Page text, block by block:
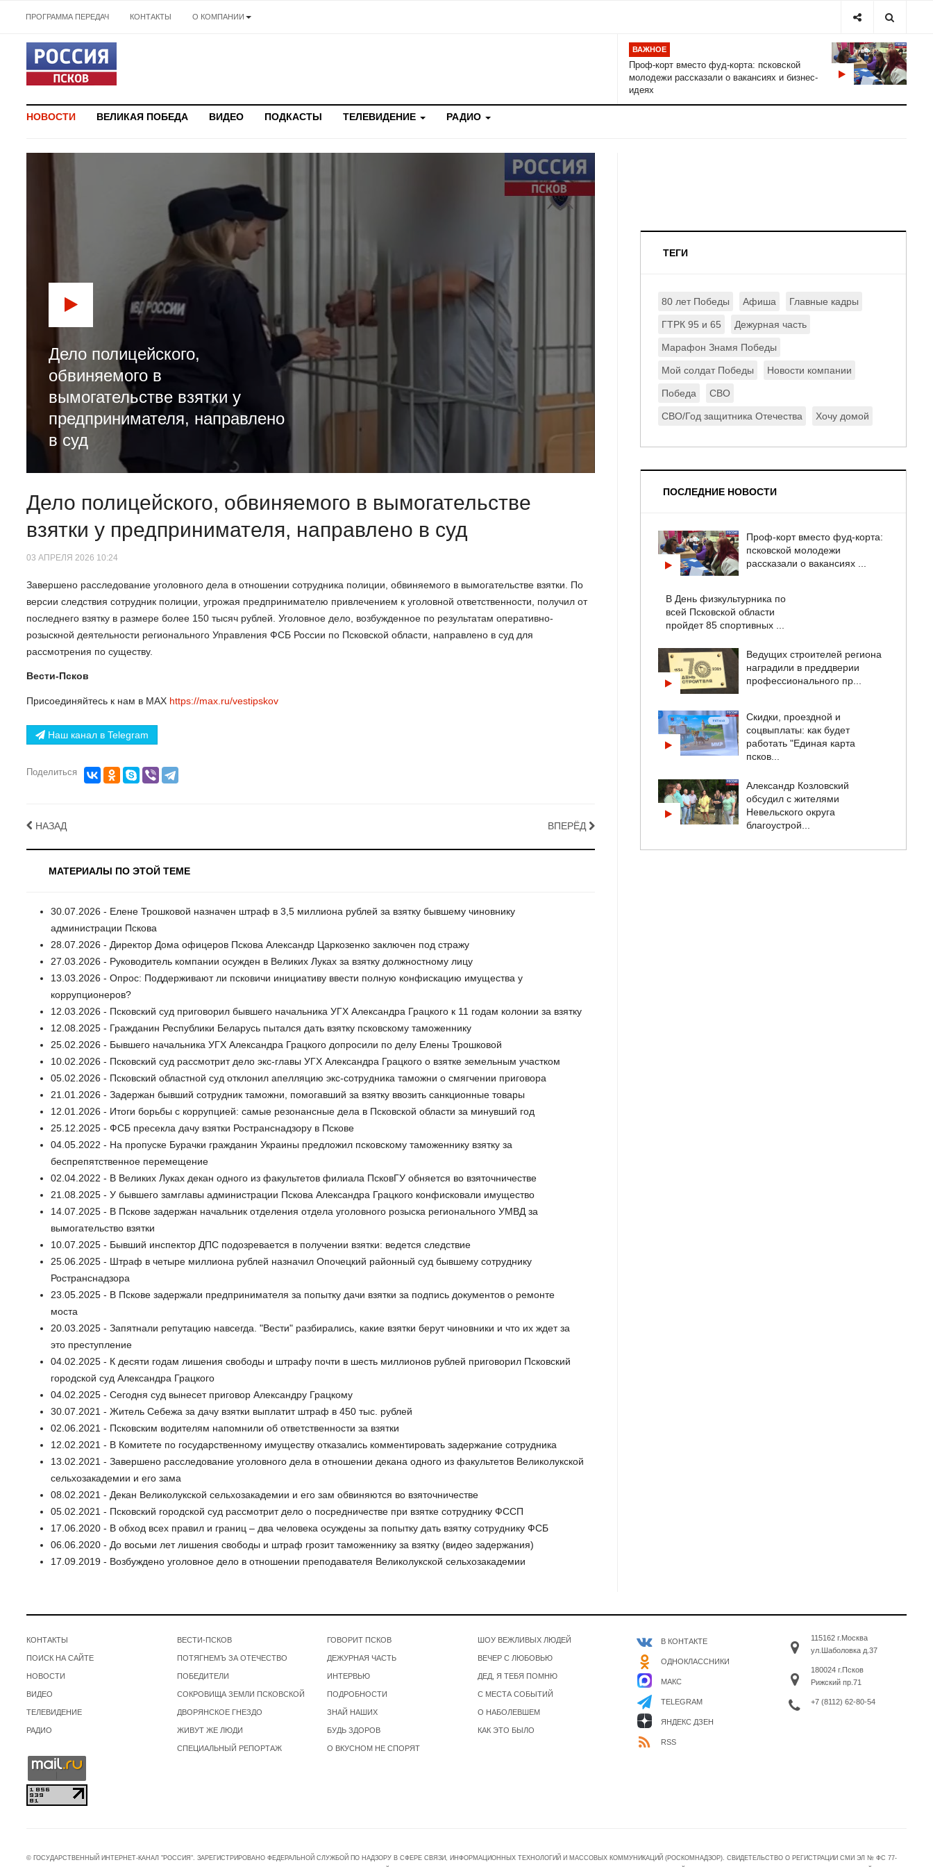
ПРОГРАММА ПЕРЕДАЧ КОНТАКТЫ О КОМПАНИИ
ВАЖНОЕ
Проф-корт вместо фуд-корта: псковской
молодежи рассказали о вакансиях и бизнес-
идеях
НОВОСТИ ВЕЛИКАЯ ПОБЕДА ВИДЕО ПОДКАСТЫ ТЕЛЕВИДЕНИЕ РАДИО
Дело полицейского,
обвиняемого в
вымогательстве взятки у
предпринимателя, направлено
в суд
Дело полицейского, обвиняемого в вымогательстве
взятки у предпринимателя, направлено в суд
03 АПРЕЛЯ 2026 10:24
Завершено расследование уголовного дела в отношении сотрудника полиции, обвиняемого в вымогательстве взятки. По
версии следствия сотрудник полиции, угрожая предпринимателю привлечением к уголовной ответственности, получил от
последнего взятку в размере более 150 тысяч рублей. Уголовное дело, возбужденное по результатам оперативно-
розыскной деятельности регионального Управления ФСБ России по Псковской области, направлено в суд для
рассмотрения по существу.
Вести-Псков
Присоединяйтесь к нам в МАХ https://max.ru/vestipskov
Наш канал в Telegram
Поделиться
НАЗАД ВПЕРЁД
МАТЕРИАЛЫ ПО ЭТОЙ ТЕМЕ
30.07.2026 - Елене Трошковой назначен штраф в 3,5 миллиона рублей за взятку бывшему чиновнику
администрации Пскова
28.07.2026 - Директор Дома офицеров Пскова Александр Царкозенко заключен под стражу
27.03.2026 - Руководитель компании осужден в Великих Луках за взятку должностному лицу
13.03.2026 - Опрос: Поддерживают ли псковичи инициативу ввести полную конфискацию имущества у
коррупционеров?
12.03.2026 - Псковский суд приговорил бывшего начальника УГХ Александра Грацкого к 11 годам колонии за взятку
12.08.2025 - Гражданин Республики Беларусь пытался дать взятку псковскому таможеннику
25.02.2026 - Бывшего начальника УГХ Александра Грацкого допросили по делу Елены Трошковой
10.02.2026 - Псковский суд рассмотрит дело экс-главы УГХ Александра Грацкого о взятке земельным участком
05.02.2026 - Псковский областной суд отклонил апелляцию экс-сотрудника таможни о смягчении приговора
21.01.2026 - Задержан бывший сотрудник таможни, помогавший за взятку ввозить санкционные товары
12.01.2026 - Итоги борьбы с коррупцией: самые резонансные дела в Псковской области за минувший год
25.12.2025 - ФСБ пресекла дачу взятки Ространснадзору в Пскове
04.05.2022 - На пропуске Бурачки гражданин Украины предложил псковскому таможеннику взятку за
беспрепятственное перемещение
02.04.2022 - В Великих Луках декан одного из факультетов филиала ПсковГУ обняется во взяточничестве
21.08.2025 - У бывшего замглавы администрации Пскова Александра Грацкого конфисковали имущество
14.07.2025 - В Пскове задержан начальник отделения отдела уголовного розыска регионального УМВД за
вымогательство взятки
10.07.2025 - Бывший инспектор ДПС подозревается в получении взятки: ведется следствие
25.06.2025 - Штраф в четыре миллиона рублей назначил Опочецкий районный суд бывшему сотруднику
Ространснадзора
23.05.2025 - В Пскове задержали предпринимателя за попытку дачи взятки за подпись документов о ремонте
моста
20.03.2025 - Запятнали репутацию навсегда. "Вести" разбирались, какие взятки берут чиновники и что их ждет за
это преступление
04.02.2025 - К десяти годам лишения свободы и штрафу почти в шесть миллионов рублей приговорил Псковский
городской суд Александра Грацкого
04.02.2025 - Сегодня суд вынесет приговор Александру Грацкому
30.07.2021 - Житель Себежа за дачу взятки выплатит штраф в 450 тыс. рублей
02.06.2021 - Псковским водителям напомнили об ответственности за взятки
12.02.2021 - В Комитете по государственному имуществу отказались комментировать задержание сотрудника
13.02.2021 - Завершено расследование уголовного дела в отношении декана одного из факультетов Великолукской
сельхозакадемии и его зама
08.02.2021 - Декан Великолукской сельхозакадемии и его зам обвиняются во взяточничестве
05.02.2021 - Псковский городской суд рассмотрит дело о посредничестве при взятке сотруднику ФССП
17.06.2020 - В обход всех правил и границ – два человека осуждены за попытку дать взятку сотруднику ФСБ
06.06.2020 - До восьми лет лишения свободы и штраф грозит таможеннику за взятку (видео задержания)
17.09.2019 - Возбуждено уголовное дело в отношении преподавателя Великолукской сельхозакадемии
ТЕГИ
80 лет Победы Афиша Главные кадры
ГТРК 95 и 65 Дежурная часть
Марафон Знамя Победы
Мой солдат Победы Новости компании
Победа СВО
СВО/Год защитника Отечества Хочу домой
ПОСЛЕДНИЕ НОВОСТИ
Проф-корт вместо фуд-корта:
псковской молодежи
рассказали о вакансиях ...
В День физкультурника по
всей Псковской области
пройдет 85 спортивных ...
Ведущих строителей региона
наградили в преддверии
профессионального пр...
Скидки, проездной и
соцвыплаты: как будет
работать "Единая карта
псков...
Александр Козловский
обсудил с жителями
Невельского округа
благоустрой...
КОНТАКТЫ
ПОИСК НА САЙТЕ
НОВОСТИ
ВИДЕО
ТЕЛЕВИДЕНИЕ
РАДИО
ВЕСТИ-ПСКОВ
ПОТЯГНЕМЪ ЗА ОТЕЧЕСТВО
ПОБЕДИТЕЛИ
СОКРОВИЩА ЗЕМЛИ ПСКОВСКОЙ
ДВОРЯНСКОЕ ГНЕЗДО
ЖИВУТ ЖЕ ЛЮДИ
СПЕЦИАЛЬНЫЙ РЕПОРТАЖ
ГОВОРИТ ПСКОВ
ДЕЖУРНАЯ ЧАСТЬ
ИНТЕРВЬЮ
ПОДРОБНОСТИ
ЗНАЙ НАШИХ
БУДЬ ЗДОРОВ
О ВКУСНОМ НЕ СПОРЯТ
ШОУ ВЕЖЛИВЫХ ЛЮДЕЙ
ВЕЧЕР С ЛЮБОВЬЮ
ДЕД, Я ТЕБЯ ПОМНЮ
С МЕСТА СОБЫТИЙ
О НАБОЛЕВШЕМ
КАК ЭТО БЫЛО
В КОНТАКТЕ
ОДНОКЛАССНИКИ
МАКС
TELEGRAM
ЯНДЕКС ДЗЕН
RSS
115162 г.Москва
ул.Шаболовка д.37
180024 г.Псков
Рижский пр.71
+7 (8112) 62-80-54
© ГОСУДАРСТВЕННЫЙ ИНТЕРНЕТ-КАНАЛ "РОССИЯ". ЗАРЕГИСТРИРОВАНО ФЕДЕРАЛЬНОЙ СЛУЖБОЙ ПО НАДЗОРУ В СФЕРЕ СВЯЗИ, ИНФОРМАЦИОННЫХ ТЕХНОЛОГИЙ И МАССОВЫХ КОММУНИКАЦИЙ (РОСКОМНАДЗОР). СВИДЕТЕЛЬСТВО О РЕГИСТРАЦИИ СМИ ЭЛ № ФС 77-